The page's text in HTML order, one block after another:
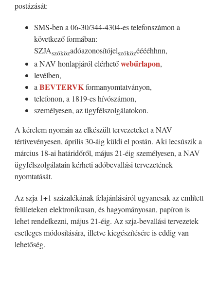
postázását:
SMS-ben a 06-30/344-4304-es telefonszámon a
következő formában:
SZJAszóközadóazonosítójelszóközééééhhnn,
a NAV honlapjáról elérhetőwebűrlapon,
levélben,
aBEVTERVKformanyomtatványon,
telefonon, a 1819-es hívószámon,
személyesen, az ügyfélszolgálatokon.
A kérelem nyomán az elkészült tervezeteket a NAV
tértivevényesen, április 30-áig küldi el postán. Aki lecsúszik a
március 18-ai határidőről, május 21-éig személyesen, a NAV
ügyfélszolgálatain kérheti adóbevallási tervezetének
nyomtatását.
Az szja 1+1 százalékának felajánlásáról ugyancsak az említett
felületeken elektronikusan, és hagyományosan, papíron is
lehet rendelkezni, május 21-éig. Az szja-bevallási tervezetek
esetleges módosítására, illetve kiegészítésére is eddig van
lehetőség.